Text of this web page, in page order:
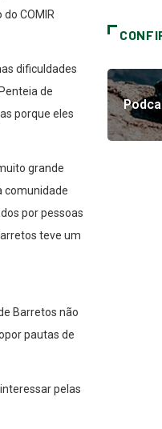
COMIR
dificuldades
de
porque eles
grande
comunidade
por pessoas
teve um
Barretos não
pautas de
pelas